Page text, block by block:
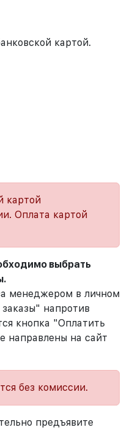
картой.
картой
Оплата картой
выбрать
менеджером в личном
напротив
кнопка "Оплатить
направлены на сайт
без комиссии.
предъявите